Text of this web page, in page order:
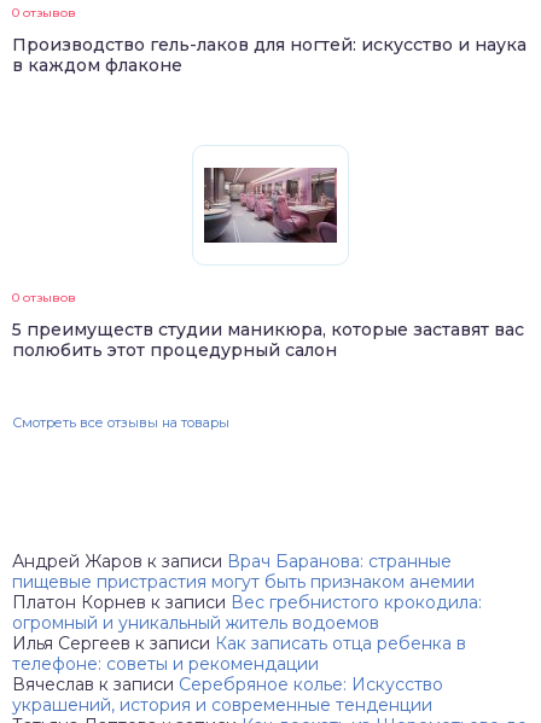
0 отзывов
Производство гель-лаков для ногтей: искусство и наука
в каждом флаконе
0 отзывов
5 преимуществ студии маникюра, которые заставят вас
полюбить этот процедурный салон
Смотреть все отзывы на товары
Андрей Жаров к записи Врач Баранова: странные
пищевые пристрастия могут быть признаком анемии
Платон Корнев к записи Вес гребнистого крокодила:
огромный и уникальный житель водоемов
Илья Сергеев к записи Как записать отца ребенка в
телефоне: советы и рекомендации
Вячеслав к записи Серебряное колье: Искусство
украшений, история и современные тенденции